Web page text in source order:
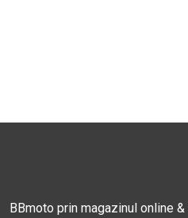
BBmoto prin magazinul online